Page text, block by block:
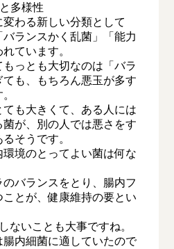
多様性
わる新しい分類として
バランスかく乱菌」「能力
ています。
っとも大切なのは「バラ
も、もちろん悪玉が多す
も大きくて、ある人には
が、別の人では悪さをす
そうです。
境のとってよい菌は何な
バランスをとり、腸内フ
とが、健康維持の要とい
ないことも大事ですね。
内細菌に適していたので